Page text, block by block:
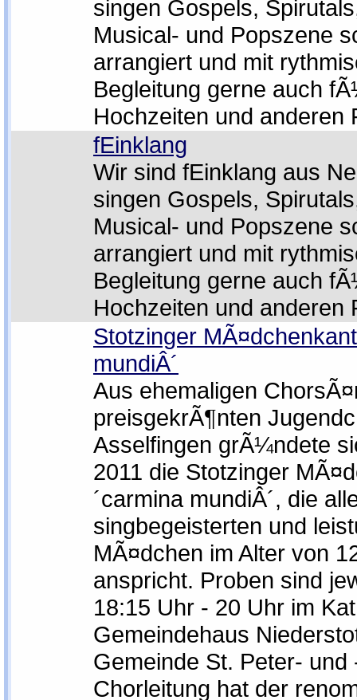
singen Gospels,
Musical- und Popszene
arrangiert und mit
Begleitung gerne auch
Hochzeiten und anderen
fEinklang
Wir sind fEinklang aus
singen Gospels,
Musical- und Popszene
arrangiert und mit
Begleitung gerne auch
Hochzeiten und anderen
Stotzinger
mundiÂ´
Aus ehemaligen
preisgekrÃ¶nten
Asselfingen grÃ¼ndete
2011 die Stotzinger
´carmina mundiÂ´, die
singbegeisterten und
MÃ¤dchen im Alter von
anspricht. Proben sind
18:15 Uhr - 20 Uhr im
Gemeindehaus
Gemeinde St. Peter- und
Chorleitung hat der